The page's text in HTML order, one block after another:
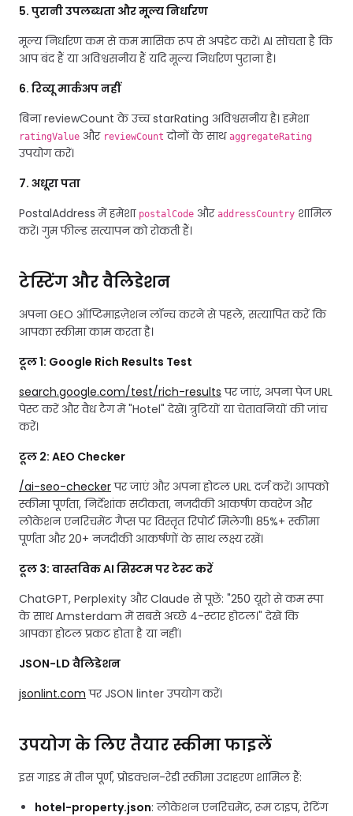
5. पुरानी उपलब्धता और मूल्य निर्धारण
मूल्य निर्धारण कम से कम मासिक रूप से अपडेट करें। AI सोचता है कि
आप बंद हैं या अविश्वसनीय हैं यदि मूल्य निर्धारण पुराना है।
6. रिव्यू मार्कअप नहीं
बिना reviewCount के उच्च starRating अविश्वसनीय है। हमेशा
ratingValue और reviewCount दोनों के साथ aggregateRating
उपयोग करें।
7. अधूरा पता
PostalAddress में हमेशा postalCode और addressCountry शामिल
करें। गुम फील्ड सत्यापन को रोकती हैं।
टेस्टिंग और वैलिडेशन
अपना GEO ऑप्टिमाइज़ेशन लॉन्च करने से पहले, सत्यापित करें कि
आपका स्कीमा काम करता है।
टूल 1: Google Rich Results Test
search.google.com/test/rich-results पर जाएं, अपना पेज URL
पेस्ट करें और वैध टैग में "Hotel" देखें। त्रुटियों या चेतावनियों की जांच
करें।
टूल 2: AEO Checker
/ai-seo-checkerपर जाएं और अपना होटल URL दर्ज करें। आपको
स्कीमा पूर्णता, निर्देशांक सटीकता, नजदीकी आकर्षण कवरेज और
लोकेशन एनरिचमेंट गैप्स पर विस्तृत रिपोर्ट मिलेगी। 85%+ स्कीमा
पूर्णता और 20+ नजदीकी आकर्षणों के साथ लक्ष्य रखें।
टूल 3: वास्तविक AI सिस्टम पर टेस्ट करें
ChatGPT, Perplexity और Claude से पूछें: "250 यूरो से कम स्पा
के साथ Amsterdam में सबसे अच्छे 4-स्टार होटल।" देखें कि
आपका होटल प्रकट होता है या नहीं।
JSON-LD वैलिडेशन
jsonlint.com पर JSON linter उपयोग करें।
उपयोग के लिए तैयार स्कीमा फाइलें
इस गाइड में तीन पूर्ण, प्रोडक्शन-रेडी स्कीमा उदाहरण शामिल हैं:
hotel-property.json: लोकेशन एनरिचमेंट, रूम टाइप, रेटिंग